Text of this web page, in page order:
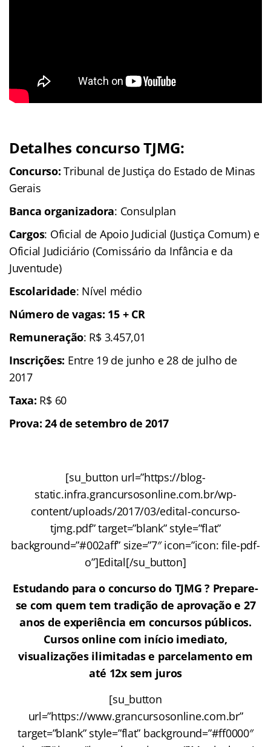
Detalhes concurso TJMG:
Concurso:Tribunal de Justiça do Estado de Minas
Gerais
Banca organizadora: Consulplan
Cargos: Oficial de Apoio Judicial (Justiça Comum) e
Oficial Judiciário (Comissário da Infância e da
Juventude)
Escolaridade: Nível médio
Número de vagas: 15 + CR
Remuneração: R$ 3.457,01
Inscrições: Entre 19 de junho e 28 de julho de
2017
Taxa: R$ 60
Prova: 24 de setembro de 2017
[su_button url=”https://blog-
static.infra.grancursosonline.com.br/wp-
content/uploads/2017/03/edital-concurso-
tjmg.pdf” target=”blank” style=”flat”
background=”#002aff” size=”7″ icon=”icon: file-pdf-
o”]Edital[/su_button]
Estudando para o concurso do TJMG ? Prepare-
se com quem tem tradição de aprovação e 27
anos de experiência em concursos públicos.
Cursos online com início imediato,
visualizações ilimitadas e parcelamento em
até 12x sem juros
[su_button
url=”https://www.grancursosonline.com.br”
target=”blank” style=”flat” background=”#ff0000″